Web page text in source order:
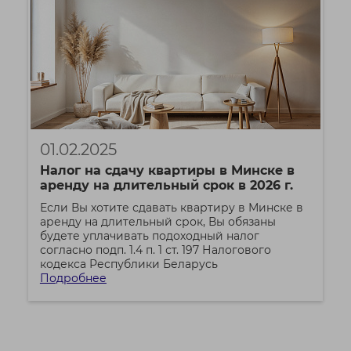
01.02.2025
Налог на сдачу квартиры в Минске в
аренду на длительный срок в 2026 г.
Если Вы хотите сдавать квартиру в Минске в
аренду на длительный срок, Вы обязаны
будете уплачивать подоходный налог
согласно подп. 1.4 п. 1 ст. 197 Налогового
кодекса Республики Беларусь
Подробнее